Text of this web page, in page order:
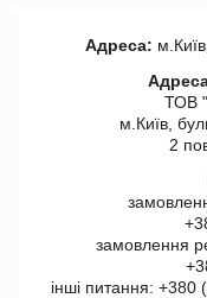
Адреса:
ТОВ
м.Київ,
2
замовлення
інші питання: